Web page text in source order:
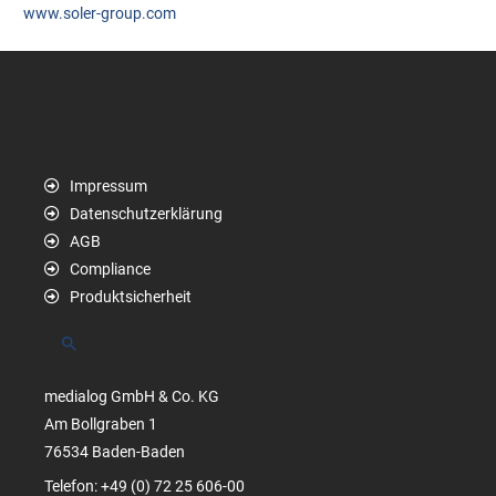
www.soler-group.com
Impressum
Datenschutzerklärung
AGB
Compliance
Produktsicherheit
Suchen
medialog GmbH & Co. KG
Am Bollgraben 1
76534 Baden-Baden
Telefon: +49 (0) 72 25 606-00